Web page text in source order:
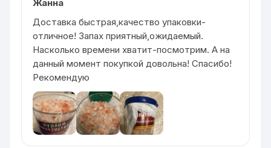
Жанна
Доставка быстрая,качество упаковки-
отличное! Запах приятный,ожидаемый.
Насколько времени хватит-посмотрим. А на
данный момент покупкой довольна! Спасибо!
Рекомендую